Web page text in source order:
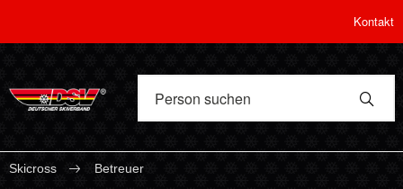
Kontakt
Skicross Betreuer